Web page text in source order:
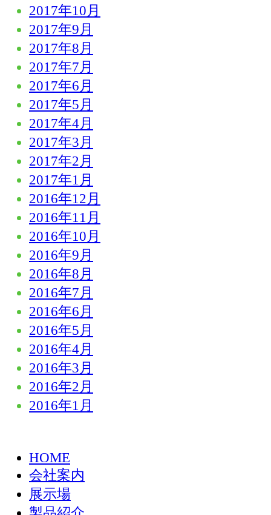
2017年10月
2017年9月
2017年8月
2017年7月
2017年6月
2017年5月
2017年4月
2017年3月
2017年2月
2017年1月
2016年12月
2016年11月
2016年10月
2016年9月
2016年8月
2016年7月
2016年6月
2016年5月
2016年4月
2016年3月
2016年2月
2016年1月
HOME
会社案内
展示場